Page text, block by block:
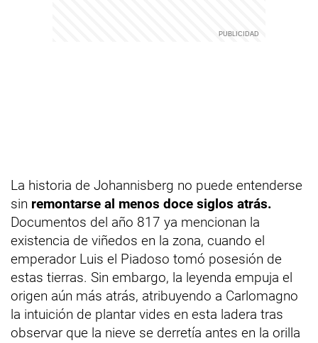
La historia de Johannisberg no puede entenderse
sin remontarse al menos doce siglos atrás.
Documentos del año 817 ya mencionan la
existencia de viñedos en la zona, cuando el
emperador Luis el Piadoso tomó posesión de
estas tierras. Sin embargo, la leyenda empuja el
origen aún más atrás, atribuyendo a Carlomagno
la intuición de plantar vides en esta ladera tras
observar que la nieve se derretía antes en la orilla